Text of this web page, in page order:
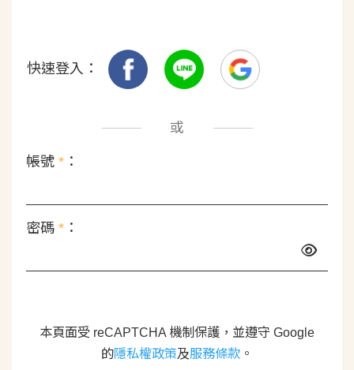
快速登入：
或
帳號 * ：
密碼 * ：
本頁面受 reCAPTCHA 機制保護，並遵守 Google
的隱私權政策及服務條款 。